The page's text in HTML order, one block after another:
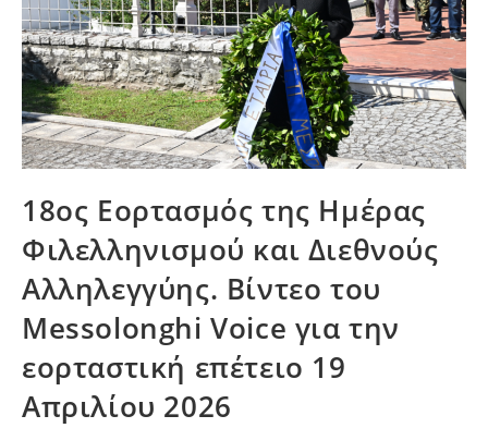
18ος Εορτασμός της Ημέρας
Φιλελληνισμού και Διεθνούς
Αλληλεγγύης. Βίντεο του
Messolonghi Voice για την
εορταστική επέτειο 19
Απριλίου 2026